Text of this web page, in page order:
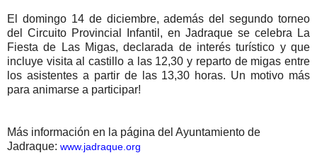
El domingo 14 de diciembre, además del segundo torneo
del Circuito Provincial Infantil, en Jadraque se celebra La
Fiesta de Las Migas, declarada de interés turístico y que
incluye visita al castillo a las 12,30 y reparto de migas entre
los asistentes a partir de las 13,30 horas. Un motivo más
para animarse a participar!
Más información en la página del Ayuntamiento de
Jadraque: www.jadraque.org